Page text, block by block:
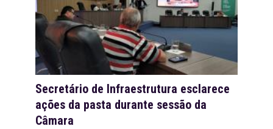
Secretário de Infraestrutura esclarece
ações da pasta durante sessão da
Câmara